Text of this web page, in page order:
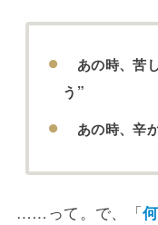
あの時、苦
う”
あの時、辛
……って。で、「